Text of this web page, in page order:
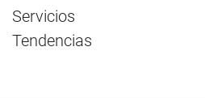
Servicios
Tendencias